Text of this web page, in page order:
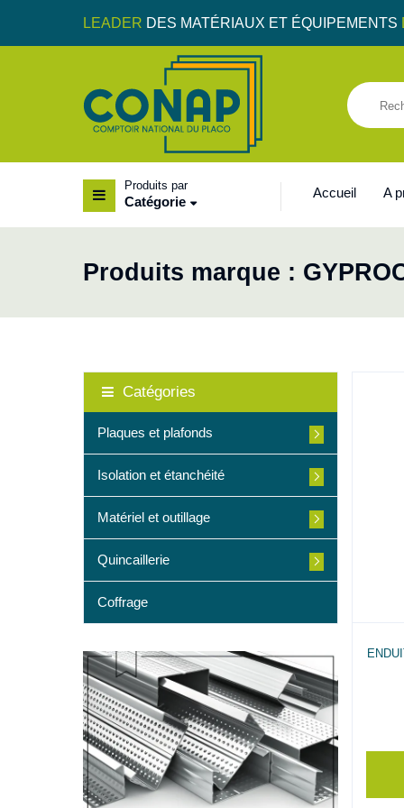
LEADER DES MATÉRIAUX ET ÉQUIPEMENTS
Produits par
Catégorie
Accueil A
Produits marque :
Catégories
Plaques et plafonds
Isolation et étanchéité
Matériel et outillage
Quincaillerie
Coffrage